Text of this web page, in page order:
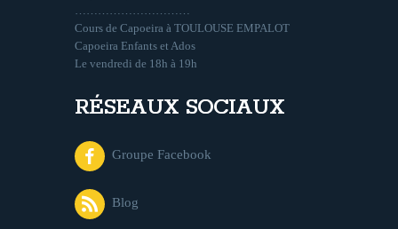
Cours de Capoeira à TOULOUSE EMPALOT
Capoeira Enfants et Ados
Le vendredi de 18h à 19h
RÉSEAUX SOCIAUX
Groupe Facebook
Blog